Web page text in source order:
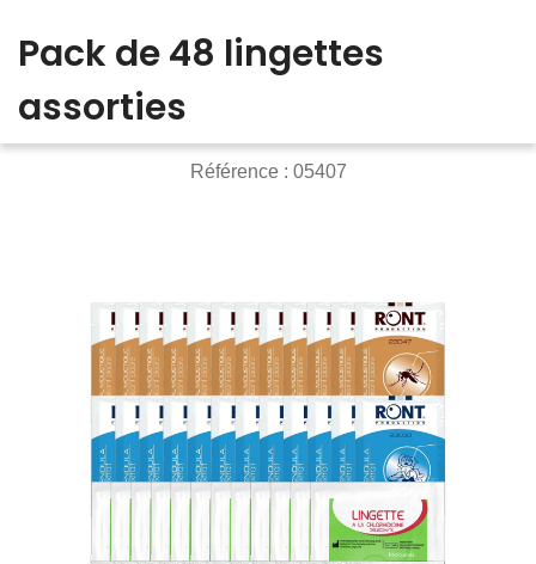
Pack de 48 lingettes
assorties
Référence : 05407